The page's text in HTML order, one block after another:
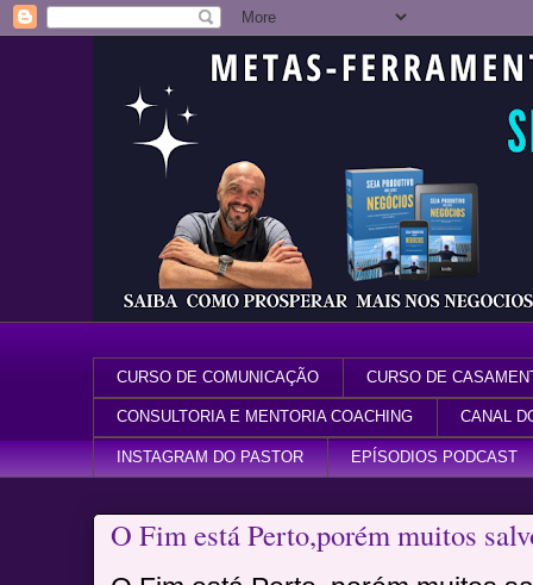
CURSO DE COMUNICAÇÃO CURSO DE
CONSULTORIA E MENTORIA COACHING CANAL
INSTAGRAM DO PASTOR EPÍSODIOS PODCAST
O Fim está Perto,porém muitos